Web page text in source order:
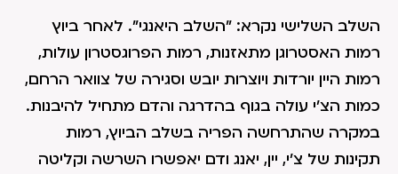
השלב השלישי נקרא: "השלב היאנגי". לאחר ביוץ
רמות האסטרוגן מתאזנות, רמות הפרוגסטרון עולות,
רמות היין יורדות ויוצרות יובש וסגירה של צוואר הרחם,
כמות הצ'י עולה בגוף בהדרגה והדם מתחיל להיבנות.
במקרה שהתרחשה הפריה בשלב הביוץ, רמות
תקינות של צ'י, יין, יאנג ודם יאפשרו השרשה וקליטה